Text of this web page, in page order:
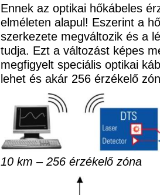
Ennek az optikai hőkábeles
elméleten alapul! Eszerint a
szerkezete megváltozik és a
tudja. Ezt a változást képes
megfigyelt speciális optikai
lehet és akár 256 érzékelő
10 km – 256 érzékelő zóna